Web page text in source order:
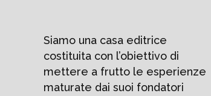
Siamo una casa editrice
costituita con l’obiettivo di
mettere a frutto le esperienze
maturate dai suoi fondatori